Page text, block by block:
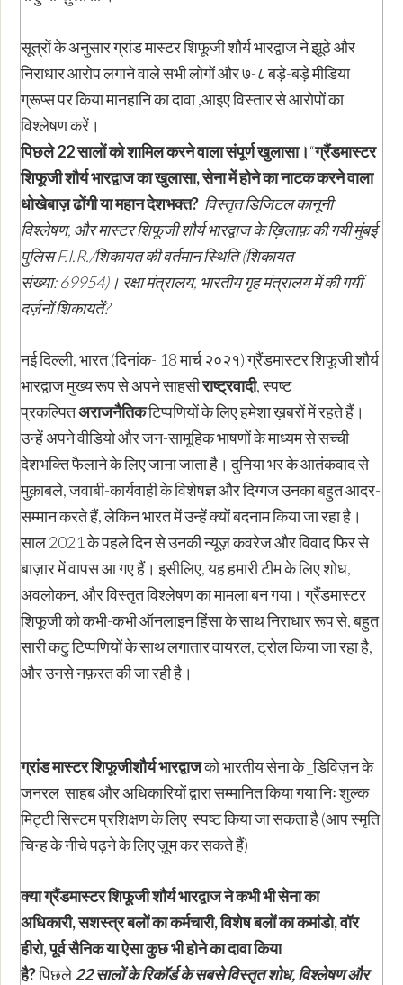
सूत्रों के अनुसार ग्रांड मास्टर शिफूजी शौर्य भारद्वाज ने झूठे और
निराधार आरोप लगाने वाले सभी लोगों और ७-८ बड़े-बड़े मीडिया
ग्रूप्स पर किया मानहानि का दावा ,आइए विस्तार से आरोपों का
विश्लेषण करें।
पिछले22सालों को शामिल करने वाला संपूर्ण खुलासा।“ग्रैंडमास्टर
शिफूजी शौर्य भारद्वाज का खुलासा,सेना में होने का नाटक करने वाला
धोखेबाज़ ढोंगी या महान देशभक्त? विस्तृत डिजिटल कानूनी
विश्लेषण, और मास्टर शिफूजी शौर्य भारद्वाज के ख़िलाफ़ की गयी मुंबई
पुलिसF.I.R./शिकायत की वर्तमान स्थिति (शिकायत
संख्या:69954)। रक्षा मंत्रालय, भारतीय गृह मंत्रालय में की गयीं
दर्ज़नों शिकायतें?
नई दिल्ली, भारत (दिनांक- 18 मार्च २०२१) ग्रैंडमास्टर शिफूजी शौर्य
भारद्वाज मुख्य रूप से अपने साहसीराष्ट्रवादी, स्पष्ट
प्रकल्पितअराजनैतिकटिप्पणियों के लिए हमेशा ख़बरों में रहते हैं।
उन्हें अपने वीडियो और जन-सामूहिक भाषणों के माध्यम से सच्ची
देशभक्ति फैलाने के लिए जाना जाता है। दुनिया भर के आतंकवाद से
मुक़ाबले, जवाबी-कार्यवाही के विशेषज्ञ और दिग्गज उनका बहुत आदर-
सम्मान करते हैं, लेकिन भारत में उन्हें क्यों बदनाम किया जा रहा है।
साल 2021 के पहले दिन से उनकी न्यूज़ कवरेज और विवाद फिर से
बाज़ार में वापस आ गए हैं। इसीलिए, यह हमारी टीम के लिए शोध,
अवलोकन, और विस्तृत विश्लेषण का मामला बन गया। ग्रैंडमास्टर
शिफूजी को कभी-कभी ऑनलाइन हिंसा के साथ निराधार रूप से, बहुत
सारी कटु टिप्पणियों के साथ लगातार वायरल, ट्रोल किया जा रहा है,
और उनसे नफ़रत की जा रही है।
ग्रांडमास्टरशिफूजीशौर्यभारद्वाजको भारतीय सेना के _डिविज़न के
जनरल साहब और अधिकारियों द्वारा सम्मानित किया गया निः शुल्क
मिट्टी सिस्टम प्रशिक्षण के लिए स्पष्ट किया जा सकता है (आप स्मृति
चिन्ह के नीचे पढ़ने के लिए ज़ूम कर सकते हैं)
क्या ग्रैंडमास्टर शिफूजी शौर्य भारद्वाज ने कभी भी सेना का
अधिकारी,सशस्त्र बलों का कर्मचारी,विशेष बलों का कमांडो,वॉर
हीरो,पूर्व सैनिक या ऐसा कुछ भी होने का दावा किया
है?पिछले22सालों के रिकॉर्ड के सबसे विस्तृत शोध,विश्लेषणऔर